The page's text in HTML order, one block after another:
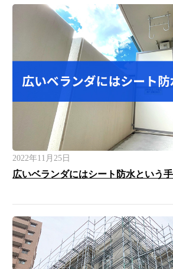
2022年11月25日
広いベランダにはシート防水という